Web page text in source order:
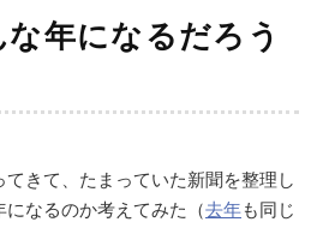
年になるだろう
きて、たまっていた新聞を整理し
なるのか考えてみた（去年も同じ